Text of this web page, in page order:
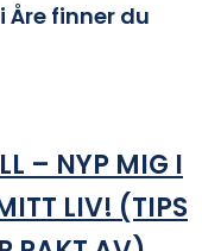
finner du
– NYP MIG I
LIV! (TIPS